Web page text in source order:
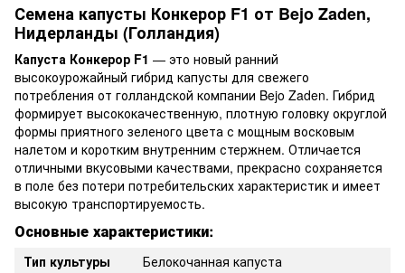
Семена капусты Конкерор F1 от Bejo Zaden,
Нидерланды (Голландия)
Капуста Конкерор F1 — это новый ранний
высокоурожайный гибрид капусты для свежего
потребления от голландской компании Bejo Zaden. Гибрид
формирует высококачественную, плотную головку округлой
формы приятного зеленого цвета с мощным восковым
налетом и коротким внутренним стержнем. Отличается
отличными вкусовыми качествами, прекрасно сохраняется
в поле без потери потребительских характеристик и имеет
высокую транспортируемость.
Основные характеристики:
Тип культуры Белокочанная капуста